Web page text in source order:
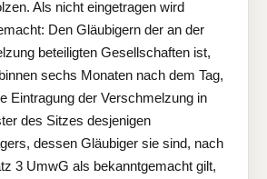
Als nicht eingetragen wird
Den Gläubigern der an der
beteiligten Gesellschaften ist,
sechs Monaten nach dem Tag,
Eintragung der Verschmelzung in
des Sitzes desjenigen
dessen Gläubiger sie sind, nach
3 UmwG als bekanntgemacht gilt,